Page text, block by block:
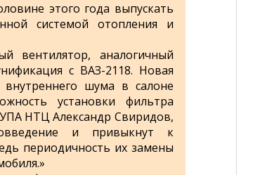
этого года выпускать
системой отопления и
вентилятор, аналогичный
с ВАЗ-2118. Новая
внутреннего шума в салоне
установки фильтра
УПА НТЦ Александр Свиридов,
и привыкнут к
периодичность их замены